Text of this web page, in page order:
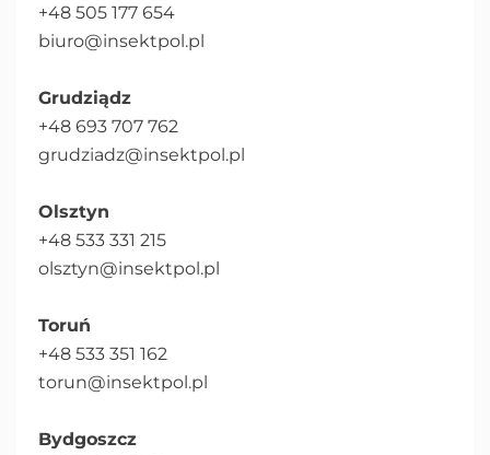
+48 505 177 654
biuro@insektpol.pl
Grudziądz
+48 693 707 762
grudziadz@insektpol.pl
Olsztyn
+48 533 331 215
olsztyn@insektpol.pl
Toruń
+48 533 351 162
torun@insektpol.pl
Bydgoszcz